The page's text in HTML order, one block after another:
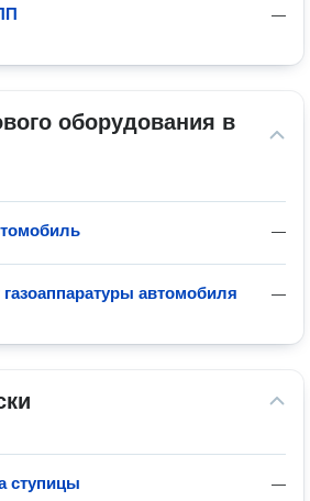
—
оборудования в
—
—
автомобиля
—
ступицы